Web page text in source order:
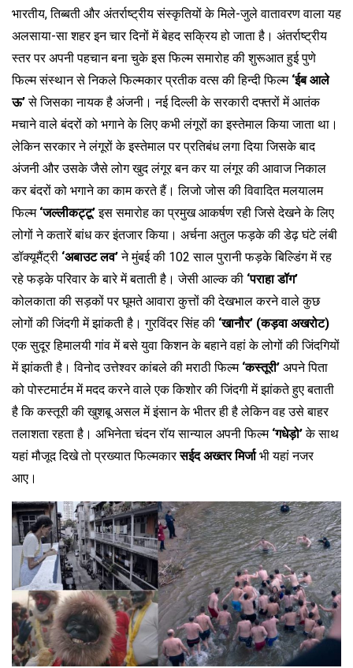
भारतीय, तिब्बती और अंतर्राष्ट्रीय संस्कृतियों के मिले-जुले वातावरण वाला यह
अलसाया-सा शहर इन चार दिनों में बेहद सक्रिय हो जाता है। अंतर्राष्ट्रीय
स्तर पर अपनी पहचान बना चुके इस फिल्म समारोह की शुरूआत हुई पुणे
फिल्म संस्थान से निकले फिल्मकार प्रतीक वत्स की हिन्दी फिल्म ‘ईब आले
ऊ’से जिसका नायक है अंजनी। नई दिल्ली के सरकारी दफ्तरों में आतंक
मचाने वाले बंदरों को भगाने के लिए कभी लंगूरों का इस्तेमाल किया जाता था।
लेकिन सरकार ने लंगूरों के इस्तेमाल पर प्रतिबंध लगा दिया जिसके बाद
अंजनी और उसके जैसे लोग खुद लंगूर बन कर या लंगूर की आवाज निकाल
कर बंदरों को भगाने का काम करते हैं। लिजो जोस की विवादित मलयालम
फिल्म ‘जल्लीकट्टू’इस समारोह का प्रमुख आकर्षण रही जिसे देखने के लिए
लोगों ने कतारें बांध कर इंतजार किया। अर्चना अतुल फड़के की डेढ़ घंटे लंबी
डॉक्यूमैंट्री ‘अबाउट लव’ने मुंबई की 102 साल पुरानी फड़के बिल्डिंग में रह
रहे फड़के परिवार के बारे में बताती है। जेसी आल्क की ‘पराहा डॉग’
कोलकाता की सड़कों पर घूमते आवारा कुत्तों की देखभाल करने वाले कुछ
लोगों की जिंदगी में झांकती है। गुरविंदर सिंह की ‘खानौर’ (कड़वा अखरोट)
एक सुदूर हिमालयी गांव में बसे युवा किशन के बहाने वहां के लोगों की जिंदगियों
में झांकती है। विनोद उत्तेश्वर कांबले की मराठी फिल्म ‘कस्तूरी’ अपने पिता
को पोस्टमार्टम में मदद करने वाले एक किशोर की जिंदगी में झांकते हुए बताती
है कि कस्तूरी की खुशबू असल में इंसान के भीतर ही है लेकिन वह उसे बाहर
तलाशता रहता है। अभिनेता चंदन रॉय सान्याल अपनी फिल्म ‘गधेड़ो’के साथ
यहां मौजूद दिखे तो प्रख्यात फिल्मकारसईद अख्तर मिर्जाभी यहां नजर
आए।